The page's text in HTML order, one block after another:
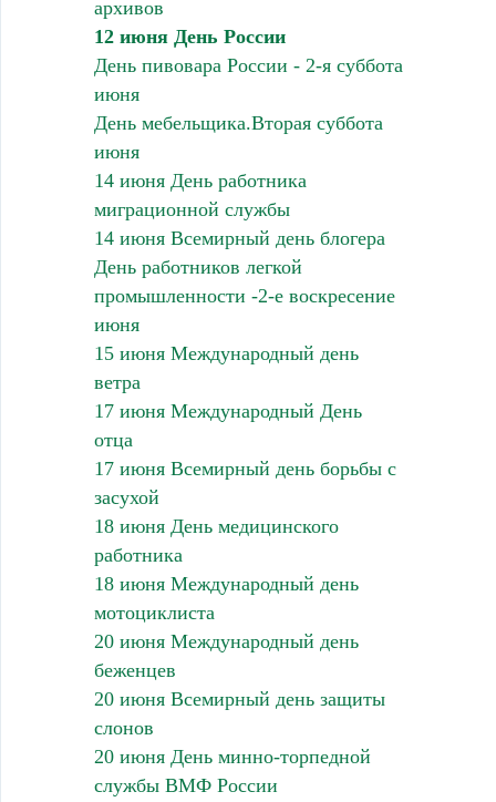
архивов
12 июня День России
День пивовара России - 2-я суббота
июня
День мебельщика.Вторая суббота
июня
14 июня День работника
миграционной службы
14 июня Всемирный день блогера
День работников легкой
промышленности -2-е воскресение
июня
15 июня Международный день
ветра
17 июня Международный День
отца
17 июня Всемирный день борьбы с
засухой
18 июня День медицинского
работника
18 июня Международный день
мотоциклиста
20 июня Международный день
беженцев
20 июня Всемирный день защиты
слонов
20 июня День минно-торпедной
службы ВМФ России